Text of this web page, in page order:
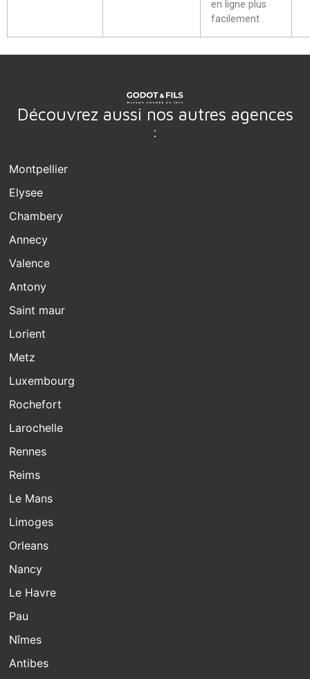
en ligne plus
facilement
Découvrez aussi nos autres agences
:
Montpellier
Elysee
Chambery
Annecy
Valence
Antony
Saint maur
Lorient
Metz
Luxembourg
Rochefort
Larochelle
Rennes
Reims
Le Mans
Limoges
Orleans
Nancy
Le Havre
Pau
Nîmes
Antibes